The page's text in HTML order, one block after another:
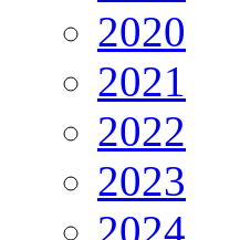
2020
2021
2022
2023